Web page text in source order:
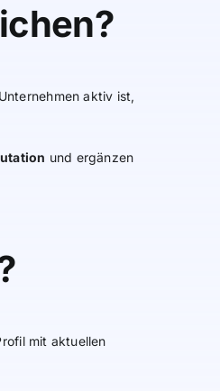
aktiv ist,
und ergänzen
mit aktuellen